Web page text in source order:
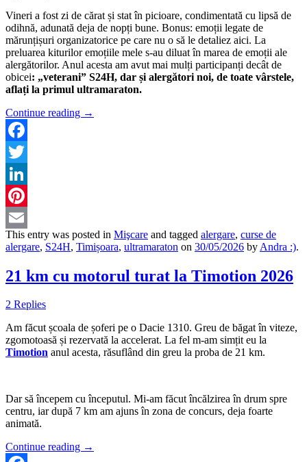
Vineri a fost zi de cărat și stat în picioare, condimentată cu lipsă de
odihnă, adunată deja de nopți bune. Bonus: emoții legate de
mărunțișuri organizatorice pe care nu o să le detaliez aici. La
preluarea kiturilor emoțiile mele s-au diluat în marea de emoții ale
alergătorilor. Anul acesta am avut mai mulți participanți decât de
obicei: „veterani” S24H, dar și alergători noi, de toate vârstele,
aflați la primul ultramaraton.
Continue reading →
Facebook
Twitter
LinkedIn
Pinterest
Email
This entry was posted in Mişcare and tagged alergare, curse de
alergare, S24H, Timișoara, ultramaraton on 30/05/2026 by Andra :).
21 km cu motorul turat la Timotion 2026
2 Replies
Am făcut școala de șoferi pe o Dacie 1310. Greu de băgat în viteze,
zgomotoasă și rezervată la accelerat. La fel m-am simțit eu la
Timotion anul acesta, răsuflând din greu la proba de 21 km.
Dar să începem cu începutul. Mi-am făcut încălzirea în drum spre
centru, iar după 7 km am ajuns în zona de concurs, deja foarte
animată.
Continue reading →